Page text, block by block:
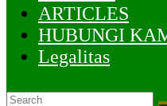
ARTICLES
HUBUNGI
Legalitas